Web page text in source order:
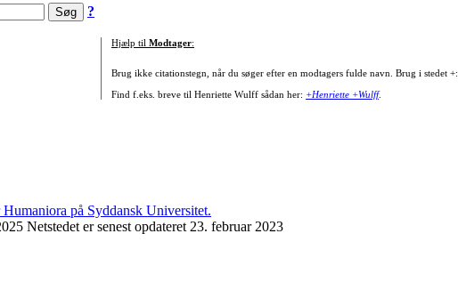
?
Hjælp til Modtager:
Brug ikke citationstegn, når du søger efter en modtagers fulde navn. Brug i stedet +:
Find f.eks. breve til Henriette Wulff sådan her: +Henriette +Wulff.
Netstedet er senest opdateret 23. februar 2023